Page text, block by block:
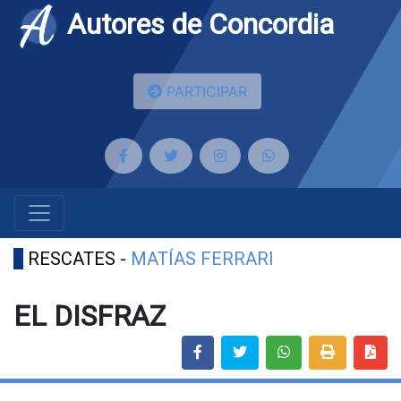
Autores de Concordia
PARTICIPAR
RESCATES - MATÍAS FERRARI
EL DISFRAZ